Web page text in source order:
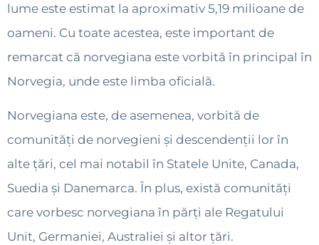
lume este estimat la aproximativ 5,19 milioane de
oameni. Cu toate acestea, este important de
remarcat că norvegiana este vorbită în principal în
Norvegia, unde este limba oficială.
Norvegiana este, de asemenea, vorbită de
comunități de norvegieni și descendenții lor în
alte țări, cel mai notabil în Statele Unite, Canada,
Suedia și Danemarca. În plus, există comunități
care vorbesc norvegiana în părți ale Regatului
Unit, Germaniei, Australiei și altor țări.